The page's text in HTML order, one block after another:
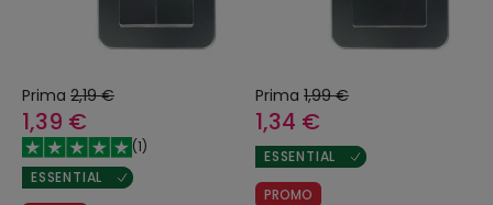
Prima 2,19 €
1,39 €
(1)
ESSENTIAL
Prima 1,99 €
1,34 €
ESSENTIAL
PROMO